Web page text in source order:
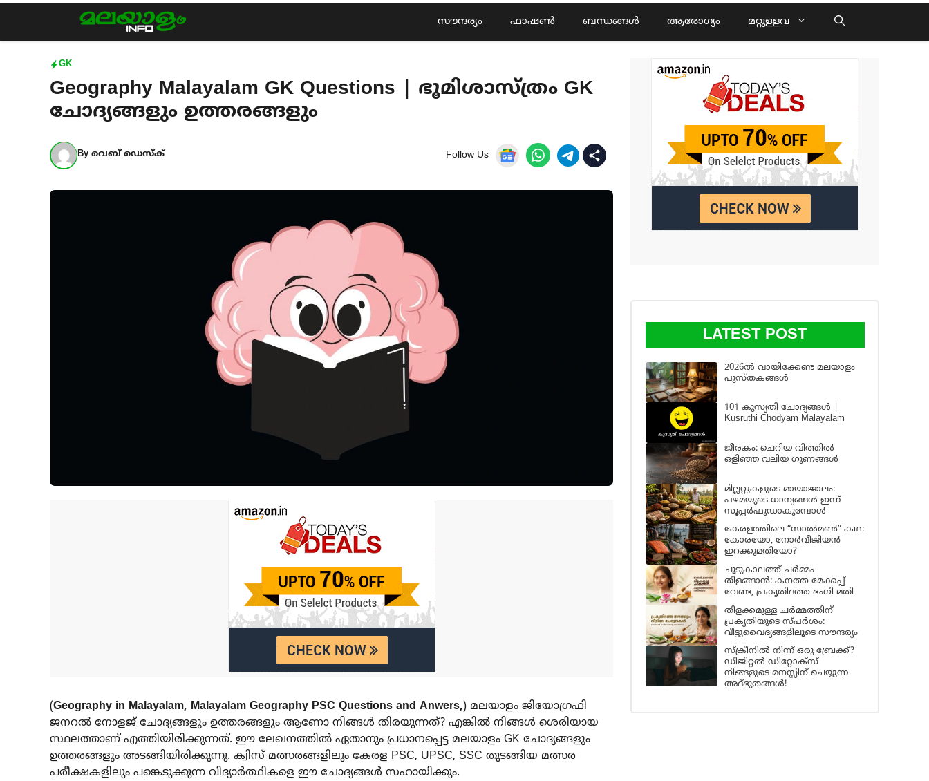
content
സൗന്ദര്യം ഫാഷൺ ബന്ധങ്ങൾ ആരോഗ്യം മറ്റുള്ളവ
GK
Geography Malayalam GK Questions | ഭൂമിശാസ്ത്രം GK
ചോദ്യങ്ങളും ഉത്തരങ്ങളും
By വെബ് ഡെസ്ക് Follow Us
(Geography in Malayalam, Malayalam Geography PSC Questions and Anwers,) മലയാളം ജിയോഗ്രഫി
ജനറൽ നോളജ് ചോദ്യങ്ങളും ഉത്തരങ്ങളും ആണോ നിങ്ങൾ തിരയുന്നത്? എങ്കിൽ നിങ്ങൾ ശെരിയായ
സ്ഥലത്താണ് എത്തിയിരിക്കുന്നത്. ഈ ലേഖനത്തിൽ ഏതാനും പ്രധാനപ്പെട്ട മലയാളം GK ചോദ്യങ്ങളും
ഉത്തരങ്ങളും അടങ്ങിയിരിക്കുന്നു. ക്വിസ് മത്സരങ്ങളിലും കേരള PSC, UPSC, SSC തുടങ്ങിയ മത്സര
പരീക്ഷകളിലും പങ്കെടുക്കുന്ന വിദ്യാർത്ഥികളെ ഈ ചോദ്യങ്ങൾ സഹായിക്കും.
LATEST POST
2026ൽ വായിക്കേണ്ട മലയാളം
പുസ്തകങ്ങൾ
101 കുസൃതി ചോദ്യങ്ങൾ |
Kusruthi Chodyam Malayalam
ജീരകം: ചെറിയ വിത്തിൽ
ഒളിഞ്ഞ വലിയ ഗുണങ്ങൾ
മില്ലറ്റുകളുടെ മായാജാലം:
പഴമയുടെ ധാന്യങ്ങൾ ഇന്ന്
സൂപ്പർഫുഡാകുമ്പോൾ
കേരളത്തിലെ “സാൽമൺ” കഥ:
കോരയോ, നോർവീജിയൻ
ഇറക്കുമതിയോ?
ചൂടുകാലത്ത് ചർമ്മം
തിളങ്ങാൻ: കനത്ത മേക്കപ്പ്
വേണ്ട, പ്രകൃതിദത്ത ഭംഗി മതി
തിളക്കമുള്ള ചർമ്മത്തിന്
പ്രകൃതിയുടെ സ്പർശം:
വീട്ടുവൈദ്യങ്ങളിലൂടെ സൗന്ദര്യം
സ്ക്രീനിൽ നിന്ന് ഒരു ബ്രേക്ക്?
ഡിജിറ്റൽ ഡിറ്റോക്സ്
നിങ്ങളുടെ മനസ്സിന് ചെയ്യുന്ന
അദ്ഭുതങ്ങൾ!